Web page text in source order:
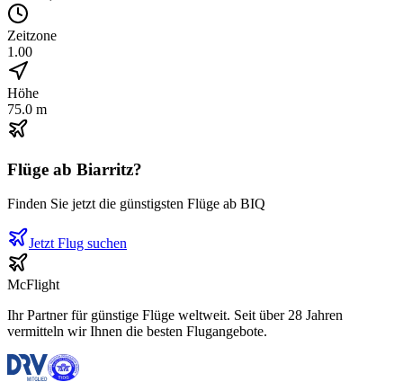
Zeitzone
1.00
Höhe
75.0 m
Flüge ab Biarritz?
Finden Sie jetzt die günstigsten Flüge ab BIQ
Jetzt Flug suchen
McFlight
Ihr Partner für günstige Flüge weltweit. Seit über 28 Jahren
vermitteln wir Ihnen die besten Flugangebote.